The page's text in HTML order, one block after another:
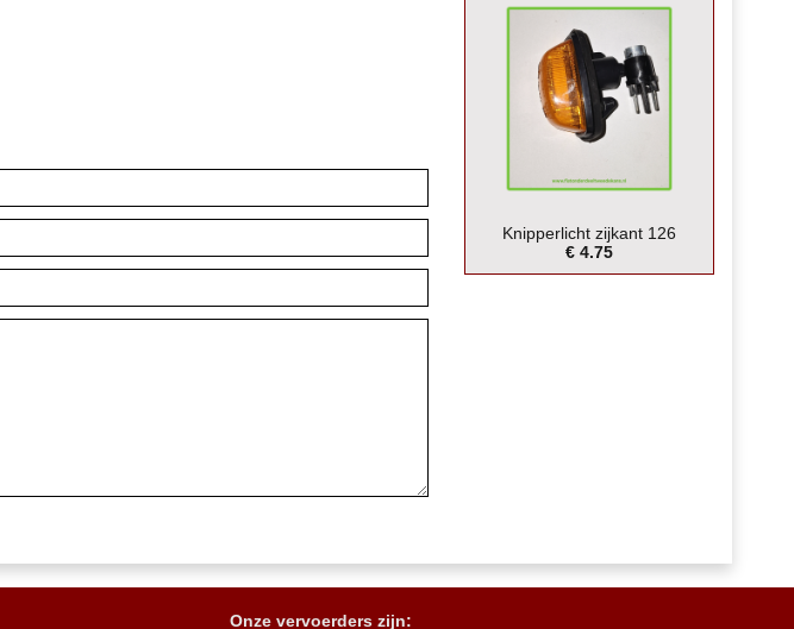
Knipperlicht zijkant 126
€ 4.75
Onze vervoerders zijn: